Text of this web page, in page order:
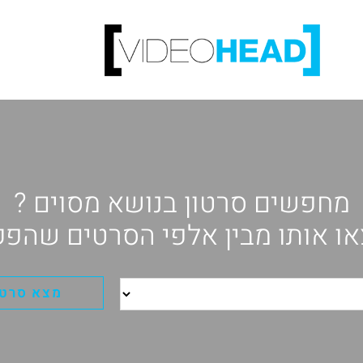
מחפשים סרטון בנושא מסוים ?
אותו מבין אלפי הסרטים